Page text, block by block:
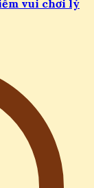
vui chơi lý